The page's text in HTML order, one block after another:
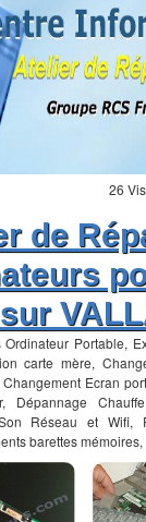
26
de
Portable,
carte mère,
Ecran
Dépannage
Réseau et Wifi,
barettes mémoires,